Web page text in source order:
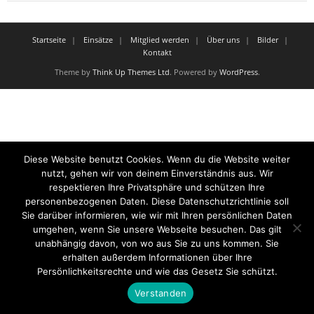
Startseite Einsätze Mitglied werden Über uns
Bilder
Kontakt
Theme by Think Up Themes Ltd. Powered by WordPress.
Diese Website benutzt Cookies. Wenn du die Website weiter
nutzt, gehen wir von deinem Einverständnis aus. Wir
respektieren Ihre Privatsphäre und schützen Ihre
personenbezogenen Daten. Diese Datenschutzrichtlinie soll
Sie darüber informieren, wie wir mit Ihren persönlichen Daten
umgehen, wenn Sie unsere Webseite besuchen. Das gilt
unabhängig davon, von wo aus Sie zu uns kommen. Sie
erhalten außerdem Informationen über Ihre
Persönlichkeitsrechte und wie das Gesetz Sie schützt.
Verstanden